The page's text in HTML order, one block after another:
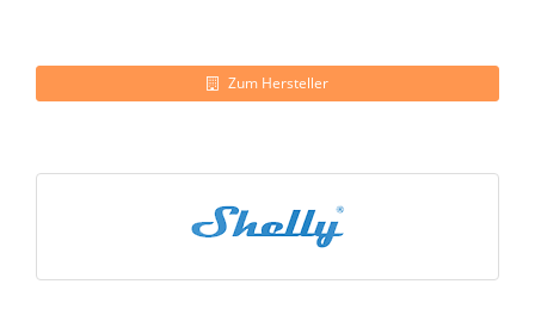
Zum Hersteller